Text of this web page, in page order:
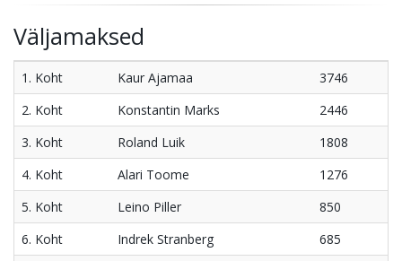
Väljamaksed
1. Koht Kaur Ajamaa
3746
2. Koht
Konstantin Marks
2446
3. Koht
Roland Luik
1808
4. Koht
Alari Toome
1276
5. Koht
Leino Piller
850
6. Koht
Indrek Stranberg
685